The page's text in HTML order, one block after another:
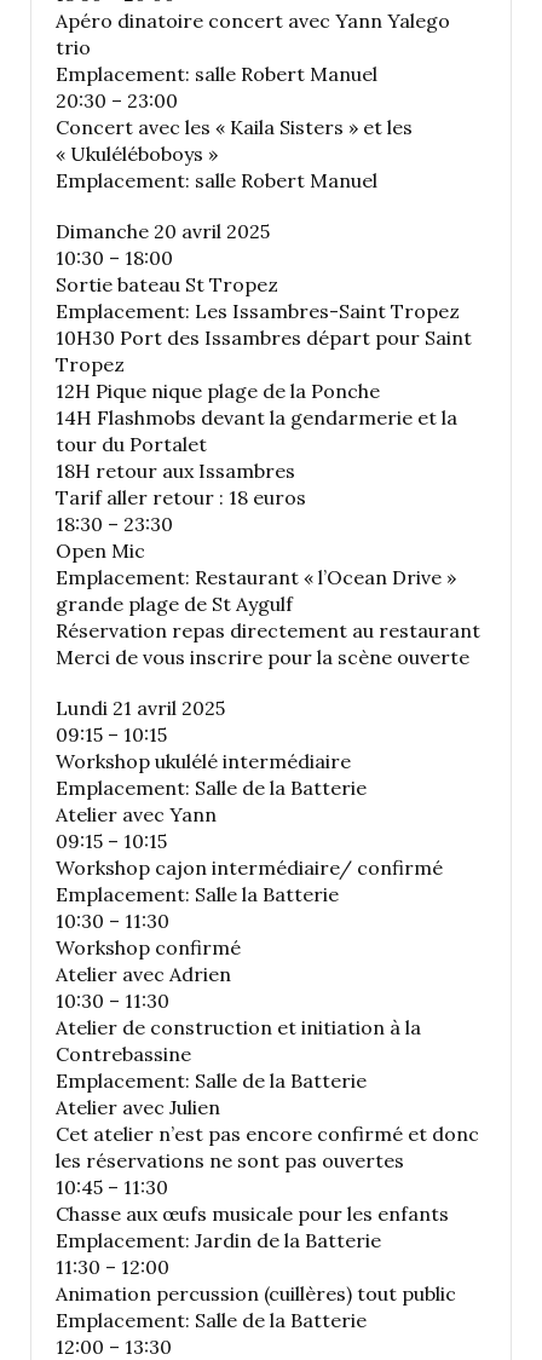
Apéro dinatoire concert avec Yann Yalego
trio
Emplacement: salle Robert Manuel
20:30 – 23:00
Concert avec les « Kaila Sisters » et les
« Ukuléléboboys »
Emplacement: salle Robert Manuel
Dimanche 20 avril 2025
10:30 – 18:00
Sortie bateau St Tropez
Emplacement: Les Issambres-Saint Tropez
10H30 Port des Issambres départ pour Saint
Tropez
12H Pique nique plage de la Ponche
14H Flashmobs devant la gendarmerie et la
tour du Portalet
18H retour aux Issambres
Tarif aller retour : 18 euros
18:30 – 23:30
Open Mic
Emplacement: Restaurant « l’Ocean Drive »
grande plage de St Aygulf
Réservation repas directement au restaurant
Merci de vous inscrire pour la scène ouverte
Lundi 21 avril 2025
09:15 – 10:15
Workshop ukulélé intermédiaire
Emplacement: Salle de la Batterie
Atelier avec Yann
09:15 – 10:15
Workshop cajon intermédiaire/ confirmé
Emplacement: Salle la Batterie
10:30 – 11:30
Workshop confirmé
Atelier avec Adrien
10:30 – 11:30
Atelier de construction et initiation à la
Contrebassine
Emplacement: Salle de la Batterie
Atelier avec Julien
Cet atelier n’est pas encore confirmé et donc
les réservations ne sont pas ouvertes
10:45 – 11:30
Chasse aux œufs musicale pour les enfants
Emplacement: Jardin de la Batterie
11:30 – 12:00
Animation percussion (cuillères) tout public
Emplacement: Salle de la Batterie
12:00 – 13:30